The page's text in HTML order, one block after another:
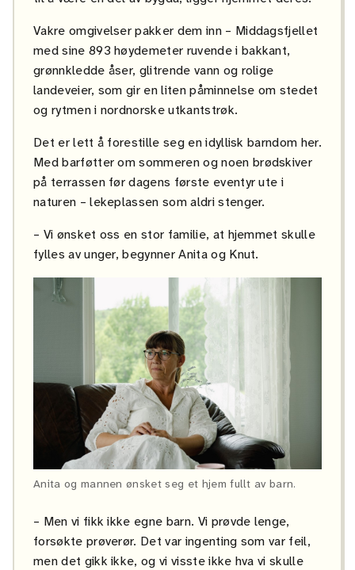
Vakre omgivelser pakker dem inn – Middagsfjellet
med sine 893 høydemeter ruvende i bakkant,
grønnkledde åser, glitrende vann og rolige
landeveier, som gir en liten påminnelse om stedet
og rytmen i nordnorske utkantstrøk.
Det er lett å forestille seg en idyllisk barndom her.
Med barføtter om sommeren og noen brødskiver
på terrassen før dagens første eventyr ute i
naturen – lekeplassen som aldri stenger.
– Vi ønsket oss en stor familie, at hjemmet skulle
fylles av unger, begynner Anita og Knut.
Anita og mannen ønsket seg et hjem fullt av barn.
– Men vi fikk ikke egne barn. Vi prøvde lenge,
forsøkte prøverør. Det var ingenting som var feil,
men det gikk ikke, og vi visste ikke hva vi skulle